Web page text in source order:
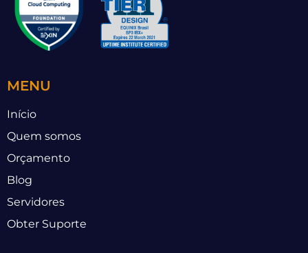
MENU
Início
Quem somos
Orçamento
Blog
Servidores
Obter Suporte